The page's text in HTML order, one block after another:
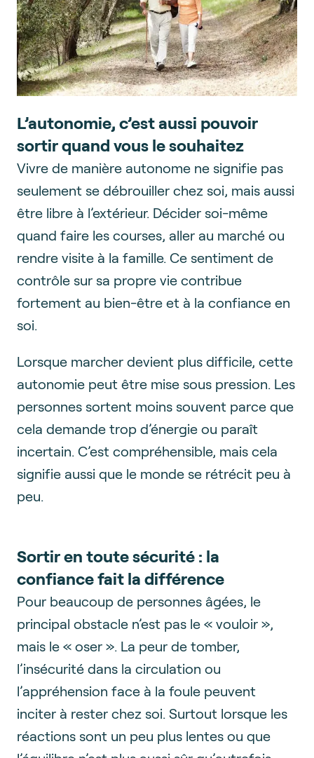
L’autonomie, c’est aussi pouvoir
sortir quand vous le souhaitez
Vivre de manière autonome ne signifie pas
seulement se débrouiller chez soi, mais aussi
être libre à l’extérieur. Décider soi-même
quand faire les courses, aller au marché ou
rendre visite à la famille. Ce sentiment de
contrôle sur sa propre vie contribue
fortement au bien-être et à la confiance en
soi.
Lorsque marcher devient plus difficile, cette
autonomie peut être mise sous pression. Les
personnes sortent moins souvent parce que
cela demande trop d’énergie ou paraît
incertain. C’est compréhensible, mais cela
signifie aussi que le monde se rétrécit peu à
peu.
Sortir en toute sécurité : la
confiance fait la différence
Pour beaucoup de personnes âgées, le
principal obstacle n’est pas le « vouloir »,
mais le « oser ». La peur de tomber,
l’insécurité dans la circulation ou
l’appréhension face à la foule peuvent
inciter à rester chez soi. Surtout lorsque les
réactions sont un peu plus lentes ou que